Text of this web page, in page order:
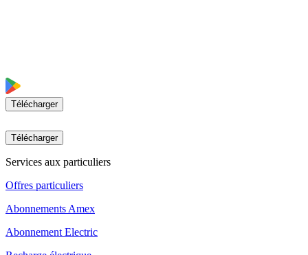
Télécharger
Télécharger
Services aux particuliers
Offres particuliers
Abonnements Amex
Abonnement Electric